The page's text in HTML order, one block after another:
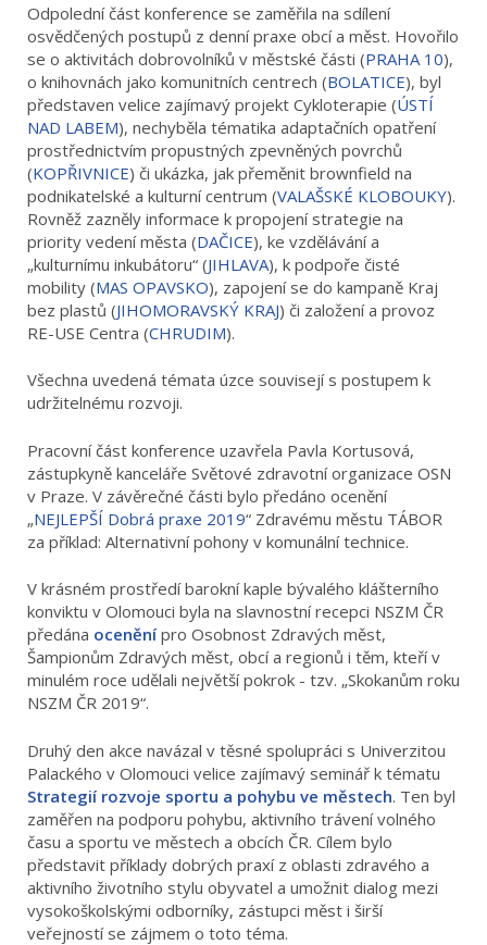
Odpolední část konference se zaměřila na sdílení
osvědčených postupů z denní praxe obcí a měst. Hovořilo
se o aktivitách dobrovolníků v městské části (PRAHA 10),
o knihovnách jako komunitních centrech (BOLATICE), byl
představen velice zajímavý projekt Cykloterapie (ÚSTÍ
NAD LABEM), nechyběla tématika adaptačních opatření
prostřednictvím propustných zpevněných povrchů
(KOPŘIVNICE) či ukázka, jak přeměnit brownfield na
podnikatelské a kulturní centrum (VALAŠSKÉ KLOBOUKY).
Rovněž zazněly informace k propojení strategie na
priority vedení města (DAČICE), ke vzdělávání a
„kulturnímu inkubátoru“ (JIHLAVA), k podpoře čisté
mobility (MAS OPAVSKO), zapojení se do kampaně Kraj
bez plastů (JIHOMORAVSKÝ KRAJ) či založení a provoz
RE-USE Centra (CHRUDIM).
Všechna uvedená témata úzce souvisejí s postupem k
udržitelnému rozvoji.
Pracovní část konference uzavřela Pavla Kortusová,
zástupkyně kanceláře Světové zdravotní organizace OSN
v Praze. V závěrečné části bylo předáno ocenění
„NEJLEPŠÍ Dobrá praxe 2019“ Zdravému městu TÁBOR
za příklad: Alternativní pohony v komunální technice.
V krásném prostředí barokní kaple bývalého klášterního
konviktu v Olomouci byla na slavnostní recepci NSZM ČR
předána oceněnípro Osobnost Zdravých měst,
Šampionům Zdravých měst, obcí a regionů i těm, kteří v
minulém roce udělali největší pokrok - tzv. „Skokanům roku
NSZM ČR 2019“.
Druhý den akce navázal v těsné spolupráci s Univerzitou
Palackého v Olomouci velice zajímavý seminář k tématu
Strategií rozvoje sportu a pohybu ve městech. Ten byl
zaměřen na podporu pohybu, aktivního trávení volného
času a sportu ve městech a obcích ČR. Cílem bylo
představit příklady dobrých praxí z oblasti zdravého a
aktivního životního stylu obyvatel a umožnit dialog mezi
vysokoškolskými odborníky, zástupci měst i širší
veřejností se zájmem o toto téma.